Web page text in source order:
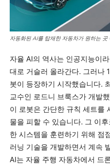
자동화된 AI를 탑재한 자동차가 원하는 곳
자율 AI의 역사는 인공지능이
대로 거슬러 올라간다. 그러나
봇이 등장하기 시작했습니다.
교수인 로드니 브룩스가 개발
이 로봇은 간단한 규칙 세트를
물을 피할 수 있습니다. 그 이
한 시스템을 훈련하기 위해 점
러닝 기술을 개발하면서 계속
AI는 자율 주행 자동차에서 드